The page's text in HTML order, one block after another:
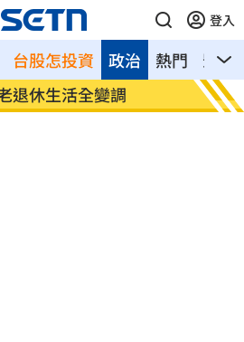
登入
台股怎投資 熱門 影音
政治
退休生活全變調
記憶
襲